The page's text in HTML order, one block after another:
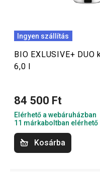
Ingyen szállítás
BIO EXLUSIVE+ DUO
6,0 l
84 500 Ft
Elérhető a webáruházban
11 márkaboltban elérhető
Kosárba